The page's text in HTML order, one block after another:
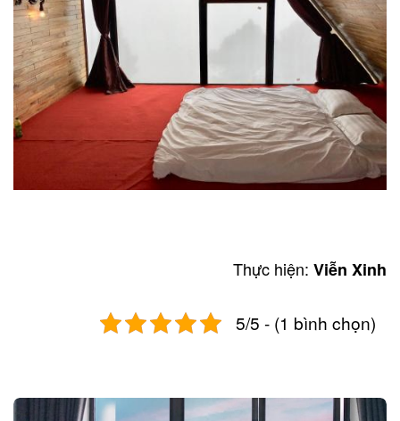
Thực hiện: Viễn Xinh
5/5 - (1 bình chọn)
Post